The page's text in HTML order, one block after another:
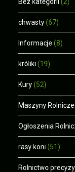
Bez kategorii (2)
chwasty (67)
Informacje (8)
króliki (19)
Kury (52)
Maszyny Rolnicze
Ogłoszenia
rasy koni (51)
Rolnictwo